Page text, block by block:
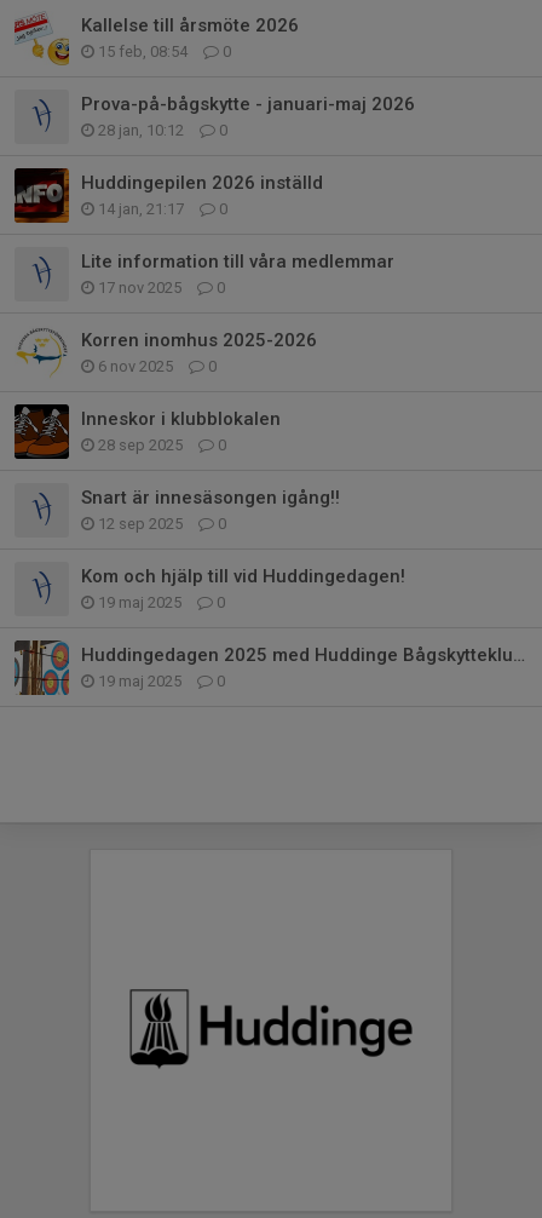
Kallelse till årsmöte 2026
15 feb, 08:54 0
Prova-på-bågskytte - januari-maj 2026
28 jan, 10:12 0
Huddingepilen 2026 inställd
14 jan, 21:17 0
Lite information till våra medlemmar
17 nov 2025 0
Korren inomhus 2025-2026
6 nov 2025 0
Inneskor i klubblokalen
28 sep 2025 0
Snart är innesäsongen igång!!
12 sep 2025 0
Kom och hjälp till vid Huddingedagen!
19 maj 2025 0
Huddingedagen 2025 med Huddinge Bågskytteklubb!
19 maj 2025 0